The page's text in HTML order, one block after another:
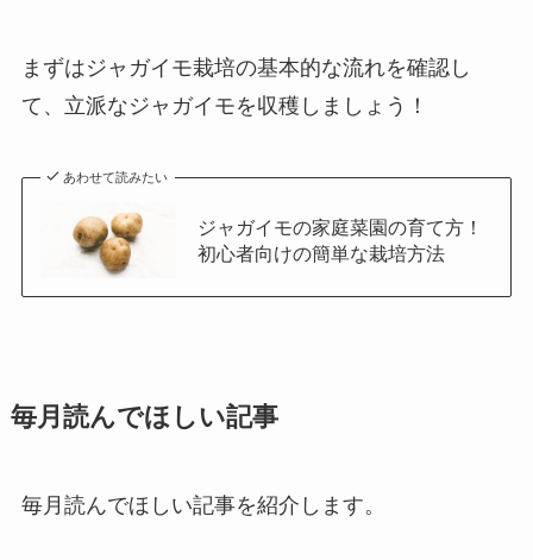
まずはジャガイモ栽培の基本的な流れを確認し
て、立派なジャガイモを収穫しましょう！
あわせて読みたい
ジャガイモの家庭菜園の育て方！
初心者向けの簡単な栽培方法
毎月読んでほしい記事
毎月読んでほしい記事を紹介します。